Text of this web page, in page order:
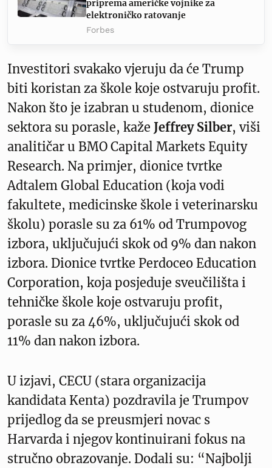
priprema američke vojnike za
elektroničko ratovanje
Forbes
Investitori svakako vjeruju da će Trump
biti koristan za škole koje ostvaruju profit.
Nakon što je izabran u studenom, dionice
sektora su porasle, kaže Jeffrey Silber, viši
analitičar u BMO Capital Markets Equity
Research. Na primjer, dionice tvrtke
Adtalem Global Education (koja vodi
fakultete, medicinske škole i veterinarsku
školu) porasle su za 61% od Trumpovog
izbora, uključujući skok od 9% dan nakon
izbora. Dionice tvrtke Perdoceo Education
Corporation, koja posjeduje sveučilišta i
tehničke škole koje ostvaruju profit,
porasle su za 46%, uključujući skok od
11% dan nakon izbora.
U izjavi, CECU (stara organizacija
kandidata Kenta) pozdravila je Trumpov
prijedlog da se preusmjeri novac s
Harvarda i njegov kontinuirani fokus na
stručno obrazovanje. Dodali su: “Najbolji